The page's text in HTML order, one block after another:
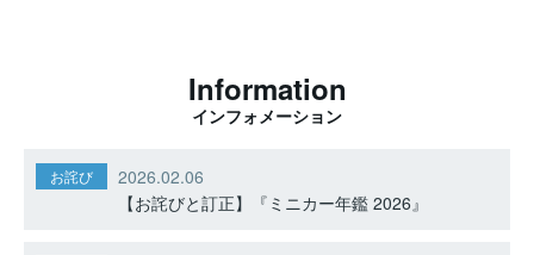
Information
インフォメーション
お詫び
2026.02.06
【お詫びと訂正】『ミニカー年鑑 2026』